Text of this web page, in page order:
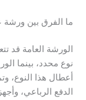
ما الفرق بين
الورشة العامة قد
نوع محدد، بينما
أعطال هذا النوع،
الدفع الرباعي،